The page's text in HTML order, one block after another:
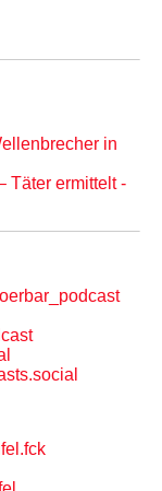
in
Täter ermittelt -